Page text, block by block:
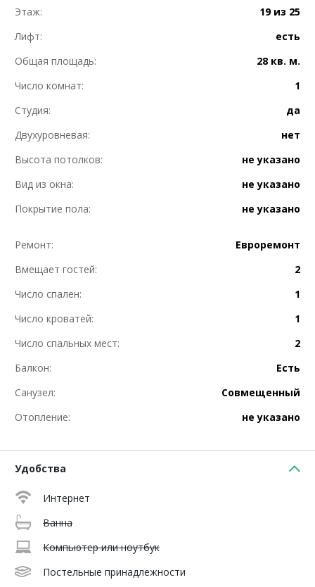
Этаж:
19 из 25
Лифт:
есть
Общая площадь:
28 кв. м.
Число комнат:
1
Студия:
да
Двухуровневая:
нет
Высота потолков:
не указано
Вид из окна:
не указано
Покрытие пола:
не указано
Ремонт:
Евроремонт
Вмещает гостей:
2
Число спален:
1
Число кроватей:
1
Число спальных мест:
2
Балкон:
Есть
Санузел:
Совмещенный
Отопление:
не указано
Удобства
Интернет
Ванна
Компьютер или ноутбук
Постельные принадлежности